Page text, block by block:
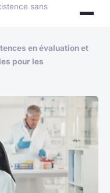
sans
en évaluation et
pour les